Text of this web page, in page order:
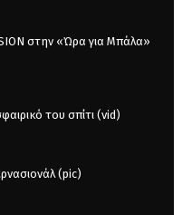
στην «Ώρα για Μπάλα»
του σπίτι (vid)
(pic)